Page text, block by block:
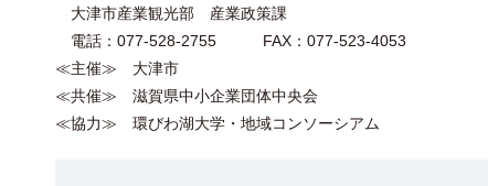
大津市産業観光部 産業政策課
電話：077-528-2755 FAX：077-523-4053
≪主催≫ 大津市
≪共催≫ 滋賀県中小企業団体中央会
≪協力≫ 環びわ湖大学・地域コンソーシアム